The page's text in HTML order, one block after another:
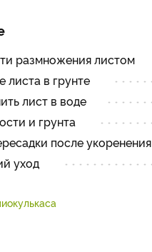
размножения листом
листа в грунте
лист в воде
и грунта
после укоренения
уход